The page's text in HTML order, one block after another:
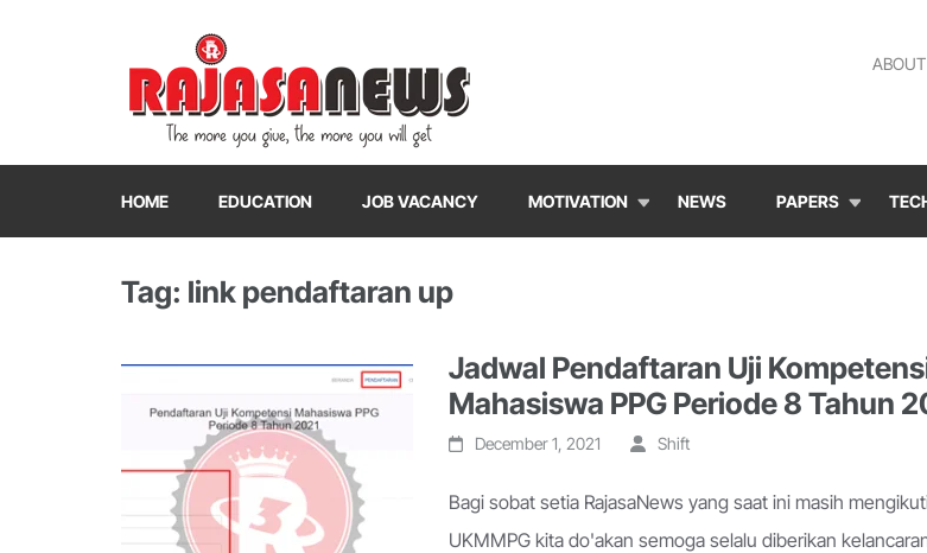
RajasaNews
"The more you give, the more you will get"
HOME EDUCATION JOB VACANCY MOTIVATION NEWS PAPERS
Tag: link pendaftaran up
Jadwal Pendaftaran Uji
Mahasiswa PPG Periode 8 Tahun
December 1, 2021 Shift
Bagi sobat setia RajasaNews yang saat ini masih
UKMMPG kita do'akan semoga selalu diberikan